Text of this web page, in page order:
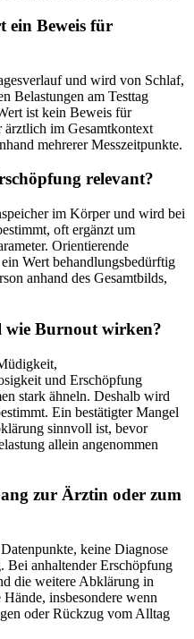
ein Beweis für
und wird von Schlaf,
Belastungen am Testtag
ist kein Beweis für
ärztlich im Gesamtkontext
mehrerer Messzeitpunkte.
relevant?
im Körper und wird bei
oft ergänzt um
Orientierende
Wert behandlungsbedürftig
anhand des Gesamtbilds,
Burnout wirken?
und Erschöpfung
stark ähneln. Deshalb wird
Ein bestätigter Mangel
sinnvoll ist, bevor
allein angenommen
zur Ärztin oder zum
keine Diagnose
Bei anhaltender Erschöpfung
die weitere Abklärung in
insbesondere wenn
oder Rückzug vom Alltag